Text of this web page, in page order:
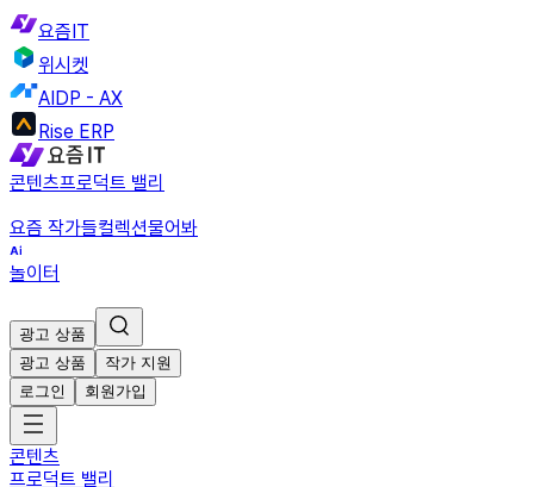
요즘IT
위시켓
AIDP - AX
Rise ERP
콘텐츠프로덕트 밸리
요즘 작가들컬렉션물어봐
놀이터
광고 상품
광고 상품
작가 지원
로그인
회원가입
콘텐츠
프로덕트 밸리